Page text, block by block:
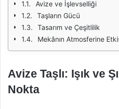
Avize ve İşlevselliği
Taşların Gücü
Tasarım ve Çeşitlilik
Mekânın Atmosferine
Avize Taşlı: Işık ve
Nokta